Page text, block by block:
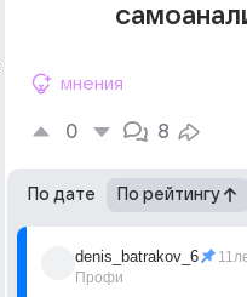
мнения
0 8
По дате По рейтингу
denis_batrakov_6
Профи